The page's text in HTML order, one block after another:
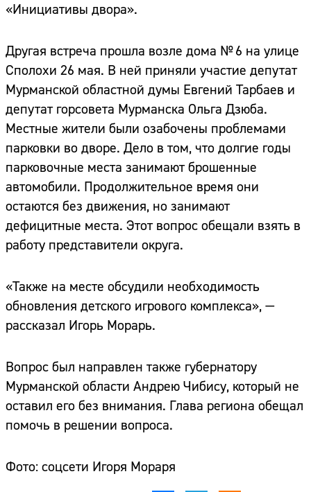
«Инициативы двора».
Другая встреча прошла возле дома № 6 на улице
Сполохи 26 мая. В ней приняли участие депутат
Мурманской областной думы Евгений Тарбаев и
депутат горсовета Мурманска Ольга Дзюба.
Местные жители были озабочены проблемами
парковки во дворе. Дело в том, что долгие годы
парковочные места занимают брошенные
автомобили. Продолжительное время они
остаются без движения, но занимают
дефицитные места. Этот вопрос обещали взять в
работу представители округа.
«Также на месте обсудили необходимость
обновления детского игрового комплекса», —
рассказал Игорь Морарь.
Вопрос был направлен также губернатору
Мурманской области Андрею Чибису, который не
оставил его без внимания. Глава региона обещал
помочь в решении вопроса.
Фото: соцсети Игоря Мораря